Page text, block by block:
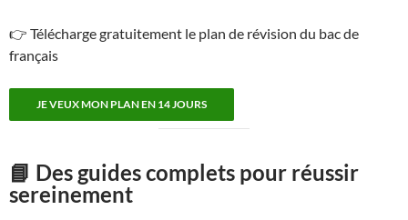
👉 Télécharge gratuitement le plan de révision du bac de
français
JE VEUX MON PLAN EN 14 JOURS
📘 Des guides complets pour réussir
sereinement